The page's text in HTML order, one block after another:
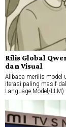
Rilis Global
dan Visual
Alibaba merilis model
iterasi paling masif
Language Model/LLM)